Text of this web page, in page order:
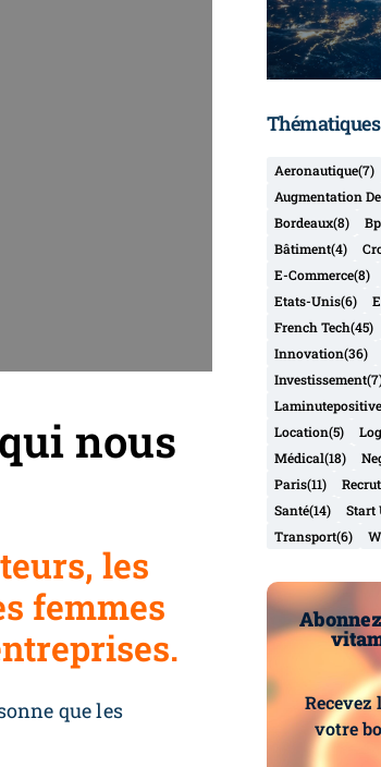
nous
les
femmes
que les
Thématiques
Aeronautique(7)
Augmentation
Bordeaux(8)
Bâtiment(4)
E-Commerce(8)
Etats-Unis(6)
French Tech(45)
Innovation(36)
Investissement
Laminutepositive
Location(5)
Médical(18)
Paris(11)
Santé(14) Start
Transport(6)
Recevez
votre